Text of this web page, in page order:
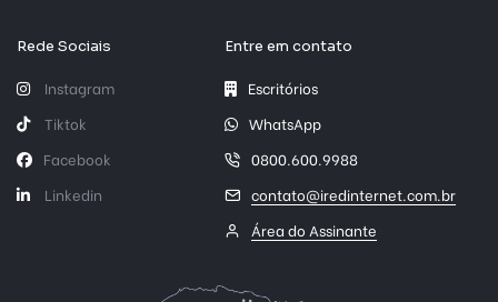
Rede Sociais
Instagram
Tiktok
Facebook
Linkedin
Entre em contato
Escritórios
WhatsApp
0800.600.9988
contato@iredinternet.com.br
Área do Assinante